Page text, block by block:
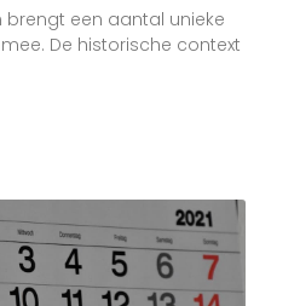
brengt een aantal unieke
De historische context